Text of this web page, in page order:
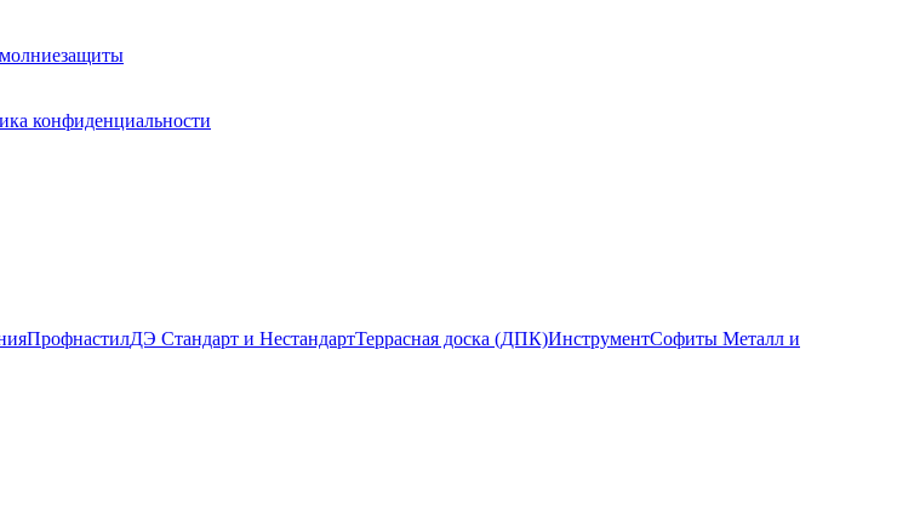
конфиденциальности
ПрофнастилДЭ Стандарт и НестандартТеррасная доска (ДПК)ИнструментСофиты Металл и